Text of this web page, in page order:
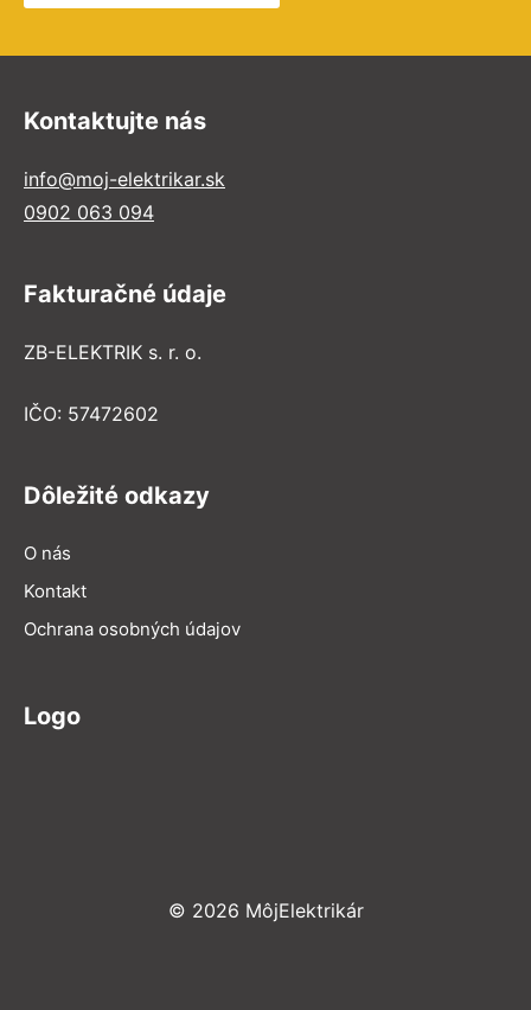
Kontaktujte nás
info@moj-elektrikar.sk
0902 063 094
Fakturačné údaje
ZB-ELEKTRIK s. r. o.
IČO: 57472602
Dôležité odkazy
O nás
Kontakt
Ochrana osobných údajov
Logo
© 2026 MôjElektrikár